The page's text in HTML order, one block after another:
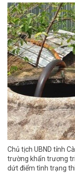
Chủ tịch UBND tỉnh
trường khẩn trương
dứt điểm tình trạng